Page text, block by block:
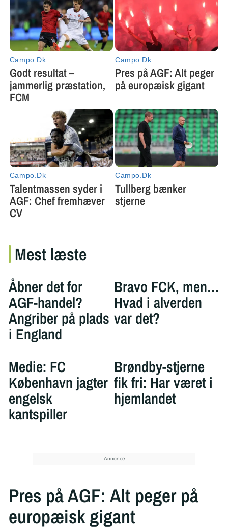
Mest læste
Åbner det for
AGF-handel?
Angriber på plads
i England
Bravo FCK, men…
Hvad i alverden
var det?
Medie: FC
København jagter
engelsk
kantspiller
Brøndby-stjerne
fik fri: Har været i
hjemlandet
Pres på AGF: Alt peger på
europæisk gigant